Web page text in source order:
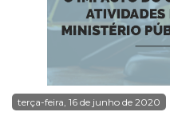
terça-feira, 16 de junho de 2020